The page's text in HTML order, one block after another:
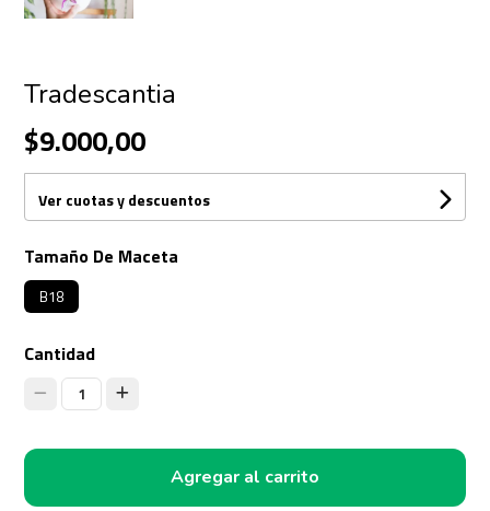
Tradescantia
$9.000,00
Ver cuotas y descuentos
Tamaño De Maceta
B18
Cantidad
1
Agregar al carrito